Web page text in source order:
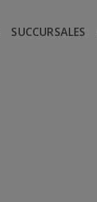
SUCCURSALES